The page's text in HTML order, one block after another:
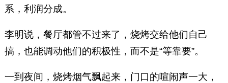
系，利润分成。
李明说，餐厅都管不过来了，烧烤交给他们自己
搞，也能调动他们的积极性，而不是“等靠要”。
一到夜间，烧烤烟气飘起来，门口的喧闹声一大，